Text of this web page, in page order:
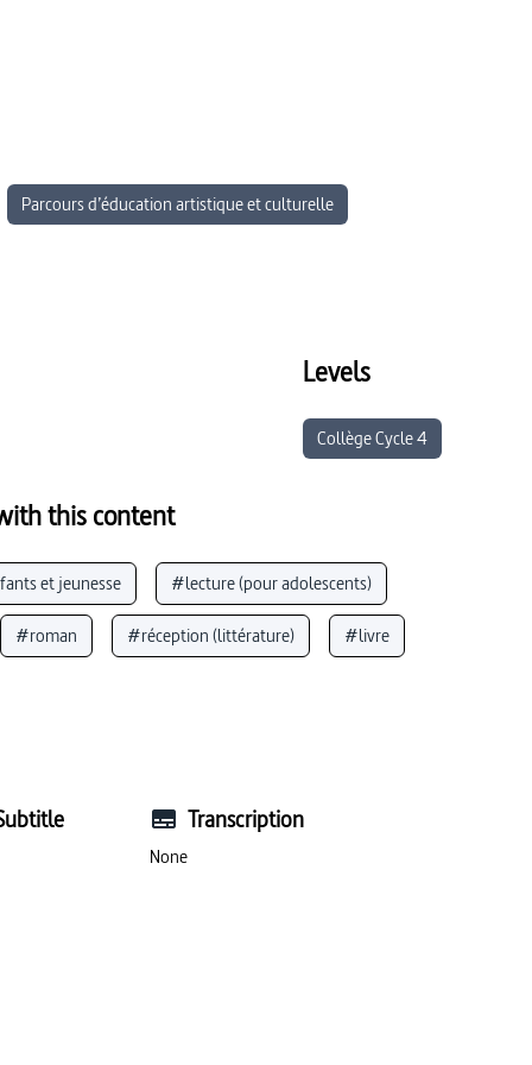
Parcours d’éducation artistique et culturelle
Levels
Collège Cycle 4
this content
et jeunesse #lecture (pour adolescents)
#roman #réception (littérature) #livre
Transcription
None